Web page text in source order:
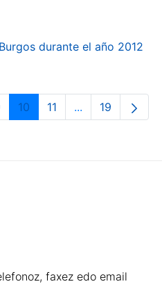
durante el año 2012
Pages Use TAB to
Orrialdea
10 Orrialdea
11 ...Intermediate
Orrialdea
19
faxez edo email